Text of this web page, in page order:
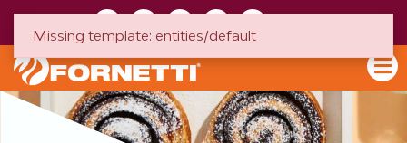
Missing template: entities/default